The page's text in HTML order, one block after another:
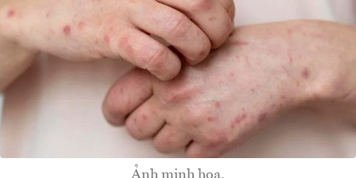
Ảnh minh họa.